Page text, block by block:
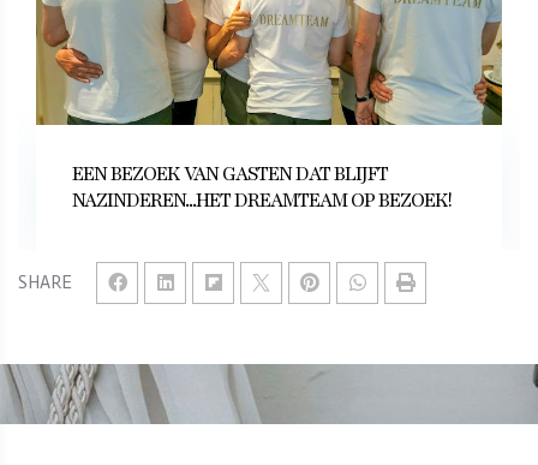
SHARE
EEN BEZOEK VAN GASTEN DAT BLIJFT
NAZINDEREN...HET DREAMTEAM OP BEZOEK!